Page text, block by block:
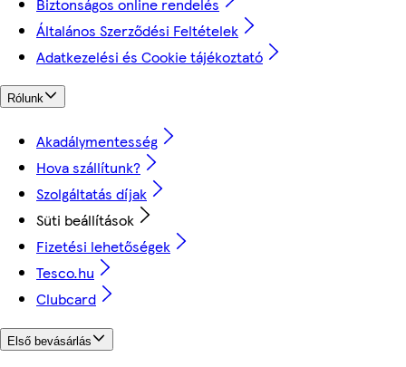
Általános Szerződési Feltételek
Adatkezelési és Cookie tájékoztató
Rólunk
Akadálymentesség
Hova szállítunk?
Szolgáltatás díjak
Süti beállítások
Fizetési lehetőségek
Tesco.hu
Clubcard
Első bevásárlás